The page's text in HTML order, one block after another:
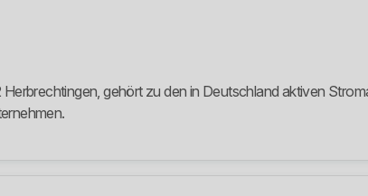
gehört zu den in Deutschland aktiven